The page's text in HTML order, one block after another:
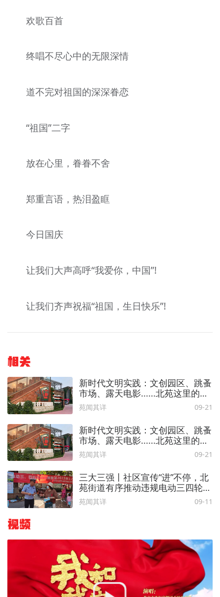
欢歌百首
终唱不尽心中的无限深情
道不完对祖国的深深眷恋
“祖国”二字
放在心里，眷眷不舍
郑重言语，热泪盈眶
今日国庆
让我们大声高呼“我爱你，中国”!
让我们齐声祝福“祖国，生日快乐”!
相关
新时代文明实践：文创园区、跳蚤
市场、露天电影......北苑这里的集
市你去逛了吗？
苑闻其详 09-21
新时代文明实践：文创园区、跳蚤
市场、露天电影......北苑这里的集
市你去逛了吗？
苑闻其详 09-21
三大三强丨社区宣传“进”不停，北
苑街道有序推动违规电动三四轮车
按时“退场”
苑闻其详 09-11
视频